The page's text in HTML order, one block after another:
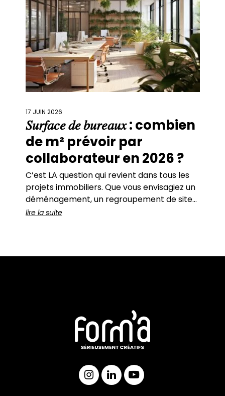
17 JUIN 2026
𝑆𝑢𝑟𝑓𝑎𝑐𝑒 𝑑𝑒 𝑏𝑢𝑟𝑒𝑎𝑢𝑥 : combien
de m² prévoir par
collaborateur en 2026 ?
C’est LA question qui revient dans tous les
projets immobiliers. Que vous envisagiez un
déménagement, un regroupement de sites,
une renégociation de bail ou simplement un
lire la suite